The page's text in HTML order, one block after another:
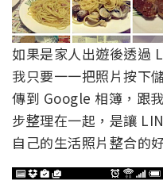
如果是家人出遊後透過
我只要一一把照片按下
傳到 Google 相簿，跟
步整理在一起，是讓
自己的生活照片整合的